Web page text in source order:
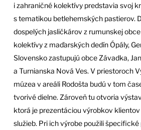
i zahraničné kolektívy predstavia svoj
s tematikou betlehemských pastierov.
dospelých jasličkárov z rumunskej
kolektívy z maďarských dedín Ópály,
Slovensko zastupujú obce Závadka,
a Turnianska Nová Ves. V priestoroch
múzea v areáli Rodošta budú v tom
tvorivé dielne. Zároveň tu otvoria
ktorá je prezentáciou výrobkov
služieb. Pri ich výrobe použili